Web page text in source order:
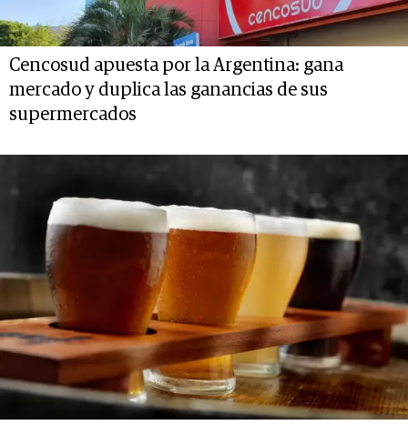
Cencosud apuesta por la Argentina: gana
mercado y duplica las ganancias de sus
supermercados